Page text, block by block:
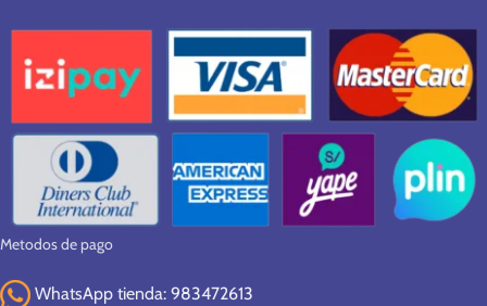
Metodos de pago
WhatsApp tienda: 983472613